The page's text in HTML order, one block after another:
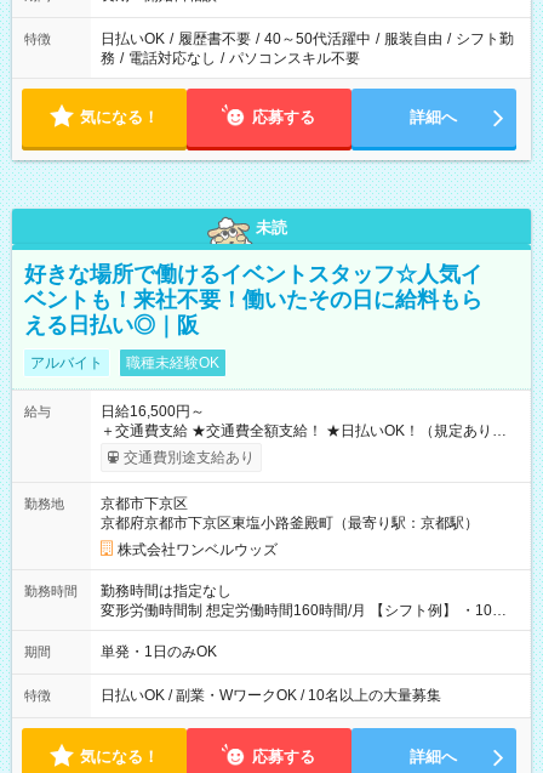
特徴 日払いOK / 履歴書不要 / 40～50代活躍中 / 服装自由 / シフト勤
務 / 電話対応なし / パソコンスキル不要
気になる！ 応募する 詳細へ
未読
好きな場所で働けるイベントスタッフ☆人気イ
ベントも！来社不要！働いたその日に給料もら
える日払い◎｜阪
アルバイト 職種未経験OK
給与
日給16,500円～
＋交通費支給 ★交通費全額支給！ ★日払いOK！（規定あり） ┗
働いたその日に現金GET♪ お仕事後はコンビニATMから 日払
交通費別途支給あり
勤務地
京都市下京区
京都府京都市下京区東塩小路釜殿町（最寄り駅：京都駅）
株式会社ワンベルウッズ
勤務時間
勤務時間は指定なし
変形労働時間制 想定労働時間160時間/月 【シフト例】 ・10：
00～20：00
期間 単発・1日のみOK
特徴 日払いOK / 副業・WワークOK / 10名以上の大量募集
気になる！ 応募する 詳細へ